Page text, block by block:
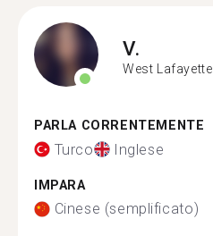
V.
West Lafayette
PARLA CORRENTEMENTE
Turco Inglese
IMPARA
Cinese (semplificato)